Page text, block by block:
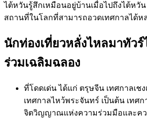
ไต้หวันรู้สึกเหมือนอยู่บ้านเมื่อไปถึงไต้หวั
สถานที่ในโลกที่สามารถอวดเทศกาลได้ห
นักท่องเที่ยวหลั่งไหลมาทัวร์
ร่วมเฉลิมฉลอง
ที่โดดเด่น ได้แก่ ตรุษจีน เทศกาลเชง
เทศกาลไหว้พระจันทร์ เป็นต้น เทศก
จิตวิญญาณแห่งความร่วมมือและค